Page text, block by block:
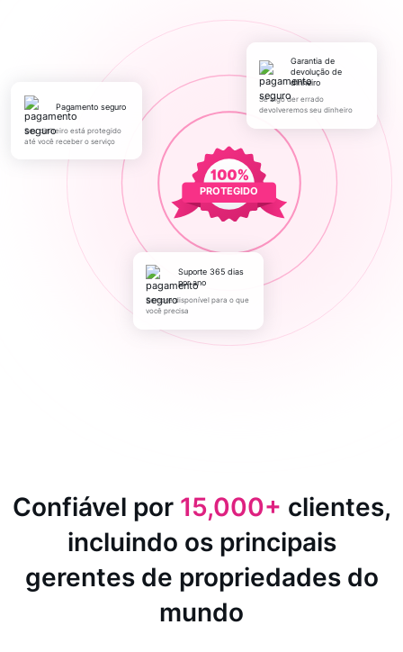
PROTEGIDO
pagamento seguro
Seu dinheiro está protegido
até você receber o serviço
Garantia de
devolução de
dinheiro
Se algo der errado
devolveremos seu dinheiro
Suporte 365 dias
por ano
Sempre disponível para o que
você precisa
Confiável por 15,000+ clientes,
incluindo os principais
gerentes de propriedades do
mundo